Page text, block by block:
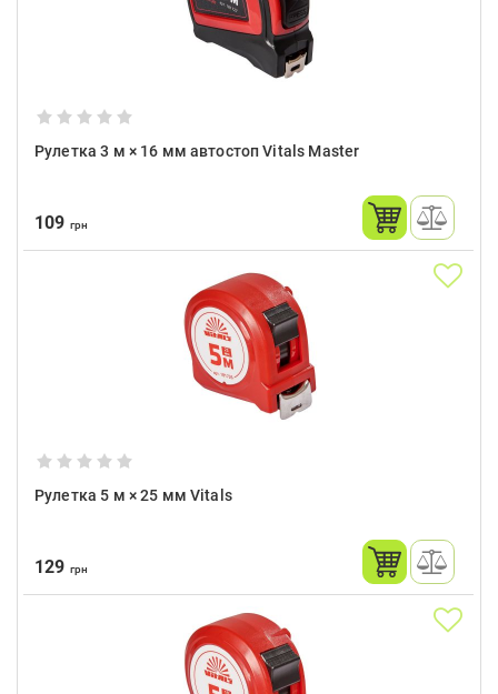
Рулетка 3 м × 16 мм автостоп Vitals Master
109 грн
Рулетка 5 м × 25 мм Vitals
129 грн